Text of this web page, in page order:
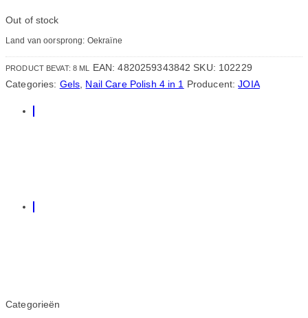
Out of stock
Land van oorsprong: Oekraïne
PRODUCT BEVAT: 8 ML EAN:4820259343842 SKU: 102229
Categories: Gels Nail Care Polish 4 in 1 Producent:JOIA
Categorieën